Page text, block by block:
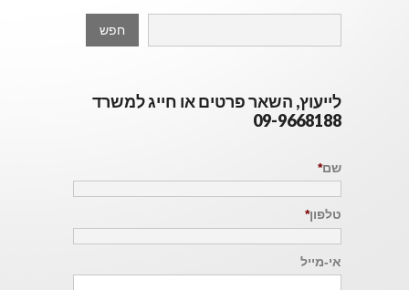
לייעוץ, השאר פרטים או חייג למשרד
09-9668188
שם*
טלפון*
אי-מייל